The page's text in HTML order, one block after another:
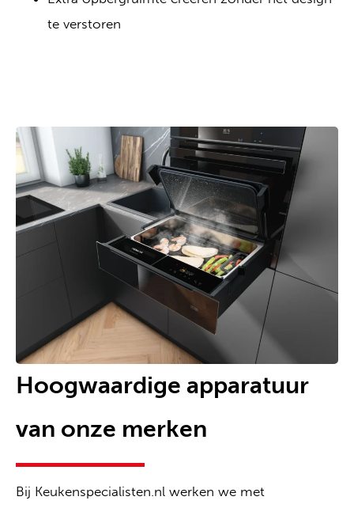
te verstoren
Hoogwaardige apparatuur
van onze merken
Bij Keukenspecialisten.nl werken we met